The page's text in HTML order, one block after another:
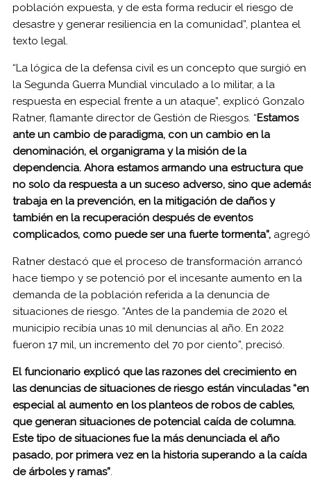
población expuesta, y de esta forma reducir el riesgo de
desastre y generar resiliencia en la comunidad”, plantea el
texto legal.
“La lógica de la defensa civil es un concepto que surgió en
la Segunda Guerra Mundial vinculado a lo militar, a la
respuesta en especial frente a un ataque”, explicó Gonzalo
Ratner, flamante director de Gestión de Riesgos. “Estamos
ante un cambio de paradigma, con un cambio en la
denominación, el organigrama y la misión de la
dependencia. Ahora estamos armando una estructura que
no solo da respuesta a un suceso adverso, sino que
trabaja en la prevención, en la mitigación de daños y
también en la recuperación después de eventos
complicados, como puede ser una fuerte tormenta”,
Ratner destacó que el proceso de transformación arrancó
hace tiempo y se potenció por el incesante aumento en la
demanda de la población referida a la denuncia de
situaciones de riesgo. “Antes de la pandemia de 2020 el
municipio recibía unas 10 mil denuncias al año. En 2022
fueron 17 mil, un incremento del 70 por ciento”, precisó.
El funcionario explicó que las razones del crecimiento en
las denuncias de situaciones de riesgo están vinculadas “en
especial al aumento en los planteos de robos de cables,
que generan situaciones de potencial caída de columna.
Este tipo de situaciones fue la más denunciada el año
pasado, por primera vez en la historia superando a la caída
de árboles y ramas”.